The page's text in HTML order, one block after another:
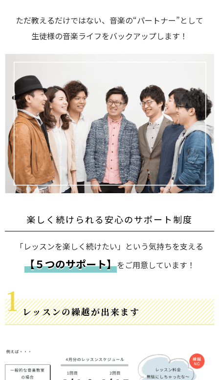
ただ教えるだけではない、音楽の“パートナー”として
生徒様の音楽ライフをバックアップします！
楽しく続けられる安心のサポート制度
「レッスンを楽しく続けたい」という気持ちを支える
【５つのサポート】をご用意しています！
レッスンの繰越が出来ます